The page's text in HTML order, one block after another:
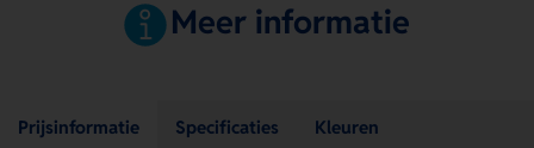
Meer informatie
Prijsinformatie Specificaties Kleuren